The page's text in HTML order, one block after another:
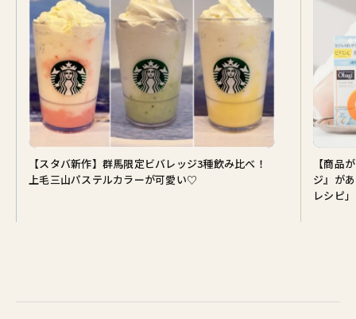
【スタバ新作】群馬限定ビバレッジ3種飲み比べ！
上毛三山パステルカラーが可愛い♡
【商品
ジ』が
レシピ」